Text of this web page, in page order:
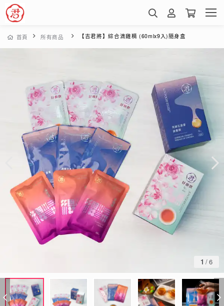
首頁 所有商品 【吉君將】綜合滴雞精 (60mlx9入)隨身盒
1 /6